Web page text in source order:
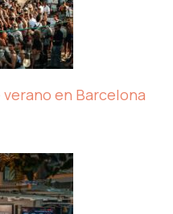
en Barcelona